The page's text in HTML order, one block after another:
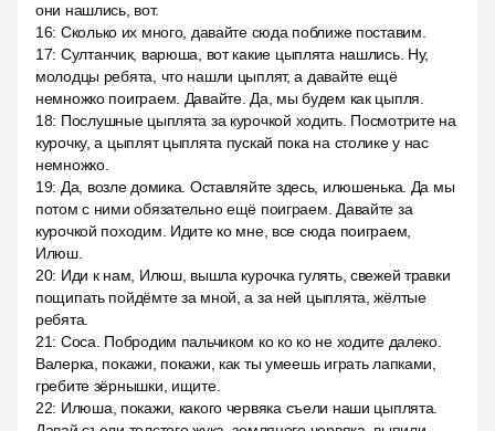
они нашлись, вот.
16: Сколько их много, давайте сюда поближе поставим.
17: Султанчик, варюша, вот какие цыплята нашлись. Ну,
молодцы ребята, что нашли цыплят, а давайте ещё
немножко поиграем. Давайте. Да, мы будем как цыпля.
18: Послушные цыплята за курочкой ходить. Посмотрите на
курочку, а цыплят цыплята пускай пока на столике у нас
немножко.
19: Да, возле домика. Оставляйте здесь, илюшенька. Да мы
потом с ними обязательно ещё поиграем. Давайте за
курочкой походим. Идите ко мне, все сюда поиграем,
Илюш.
20: Иди к нам, Илюш, вышла курочка гулять, свежей травки
пощипать пойдёмте за мной, а за ней цыплята, жёлтые
ребята.
21: Coca. Побродим пальчиком ко ко ко не ходите далеко.
Валерка, покажи, покажи, как ты умеешь играть лапками,
гребите зёрнышки, ищите.
22: Илюша, покажи, какого червяка съели наши цыплята.